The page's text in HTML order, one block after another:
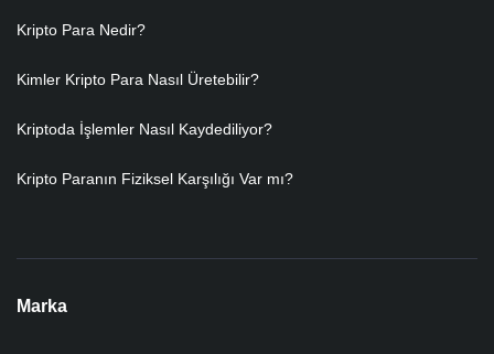
Kripto Para Nedir?
Kimler Kripto Para Nasıl Üretebilir?
Kriptoda İşlemler Nasıl Kaydediliyor?
Kripto Paranın Fiziksel Karşılığı Var mı?
Marka